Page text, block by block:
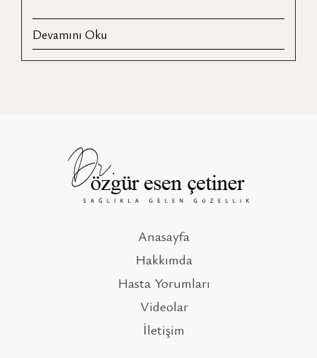
Devamını Oku
Anasayfa
Hakkımda
Hasta Yorumları
Videolar
İletişim